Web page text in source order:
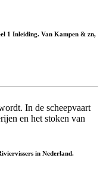
1 Inleiding. Van Kampen & zn,
In de scheepvaart
en het stoken van
in Nederland.